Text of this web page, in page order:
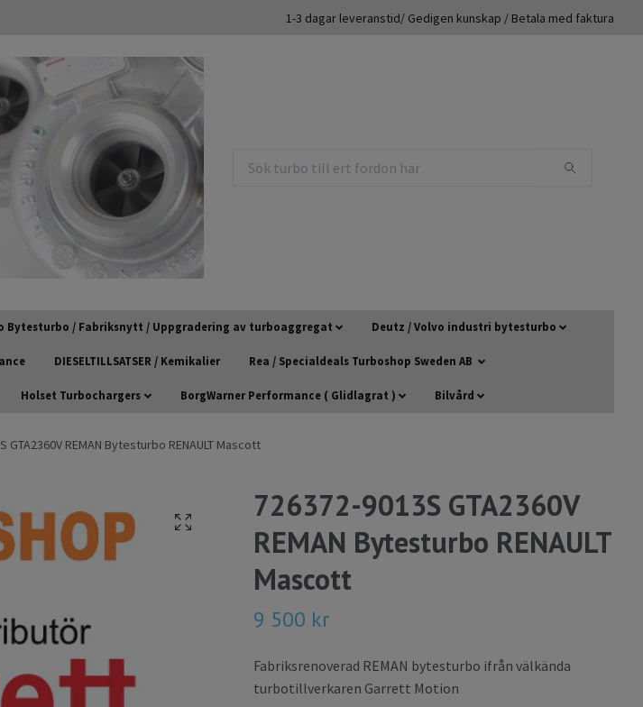
1-3 dagar leveranstid/ Gedigen kunskap / Betala med faktura
Bytesturbo / Fabriksnytt / Uppgradering av turboaggregat Deutz / Volvo industri bytesturbo
DIESELTILLSATSER / Kemikalier Rea / Specialdeals Turboshop Sweden AB
Holset Turbochargers BorgWarner Performance ( Glidlagrat ) Bilvård
GTA2360V REMAN Bytesturbo RENAULT Mascott
726372-9013S GTA2360V
REMAN Bytesturbo RENAULT
Mascott
9 500 kr
Fabriksrenoverad REMAN bytesturbo ifrån välkända
turbotillverkaren Garrett Motion